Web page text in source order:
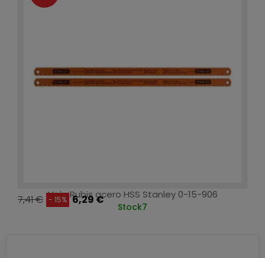
Hoja Rubis acero HSS Stanley 0-15-906
7,41 € - 15% 6,29 €
Stock7